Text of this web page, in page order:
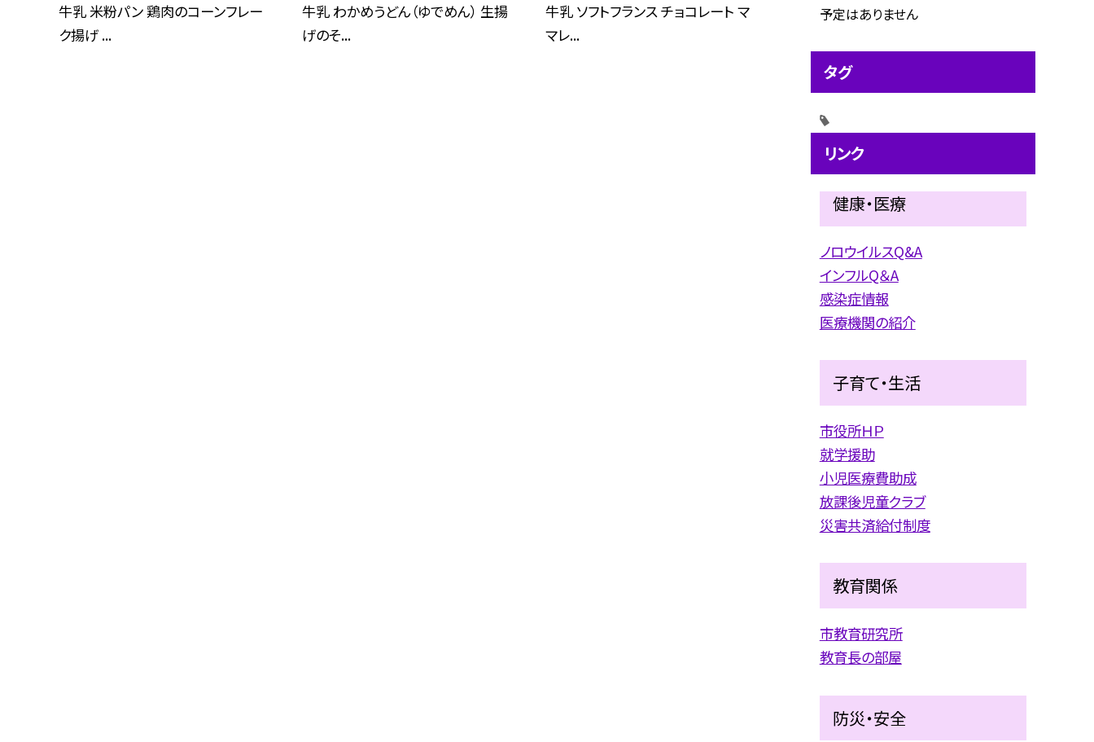
牛乳 米粉パン 鶏肉のコーンフレー
ク揚げ ...
牛乳 わかめうどん（ゆでめん） 生揚
げのそ...
牛乳 ソフトフランス チョコレート マ
マレ...
予定はありません
タグ
リンク
健康・医療
ノロウイルスQ&A
インフルQ＆A
感染症情報
医療機関の紹介
子育て・生活
市役所ＨＰ
就学援助
小児医療費助成
放課後児童クラブ
災害共済給付制度
教育関係
市教育研究所
教育長の部屋
防災・安全